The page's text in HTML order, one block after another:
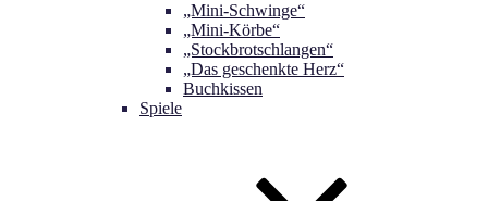
„Mini-Schwinge“
„Mini-Körbe“
„Stockbrotschlangen“
„Das geschenkte Herz“
Buchkissen
Spiele